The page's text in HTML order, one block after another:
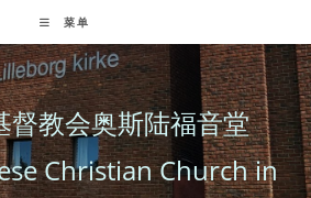
菜单
督教会奥斯陆福音堂
Christian Church in